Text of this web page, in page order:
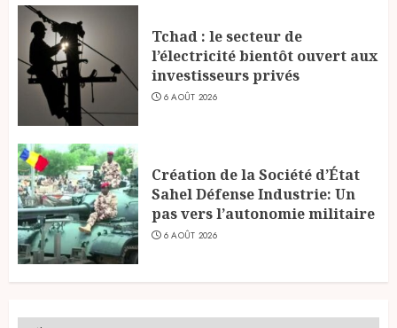
Tchad : le secteur de
l’électricité bientôt ouvert aux
investisseurs privés
6 AOÛT 2026
Création de la Société d’État
Sahel Défense Industrie: Un
pas vers l’autonomie militaire
6 AOÛT 2026